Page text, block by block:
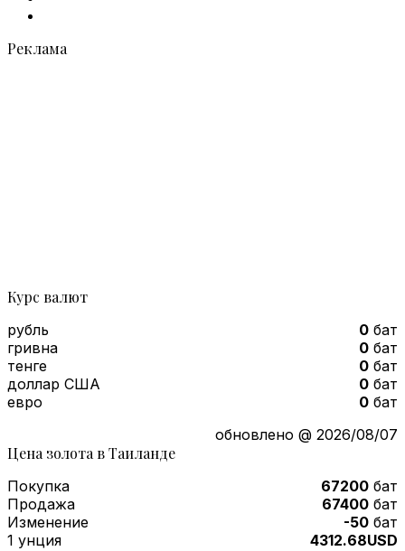
Реклама
Курс валют
рубль 0 бат
гривна
0 бат
тенге
0 бат
доллар США
0 бат
евро
0 бат
обновлено @ 2026/08/07
Цена золота в Таиланде
Покупка 67200 бат
Продажа
67400 бат
Изменение
-50 бат
1 унция
4312.68USD